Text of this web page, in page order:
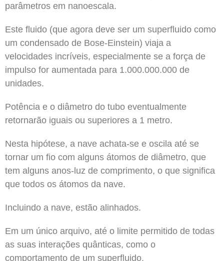
parâmetros em nanoescala.
Este fluido (que agora deve ser um superfluido como
um condensado de Bose-Einstein) viaja a
velocidades incríveis, especialmente se a força de
impulso for aumentada para 1.000.000.000 de
unidades.
Potência e o diâmetro do tubo eventualmente
retornarão iguais ou superiores a 1 metro.
Nesta hipótese, a nave achata-se e oscila até se
tornar um fio com alguns átomos de diâmetro, que
tem alguns anos-luz de comprimento, o que significa
que todos os átomos da nave.
Incluindo a nave, estão alinhados.
Em um único arquivo, até o limite permitido de todas
as suas interações quânticas, como o
comportamento de um superfluido.